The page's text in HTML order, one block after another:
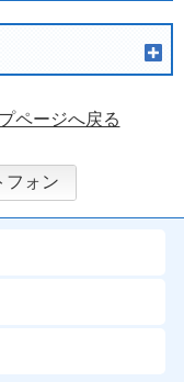
ページへ戻る
フォン